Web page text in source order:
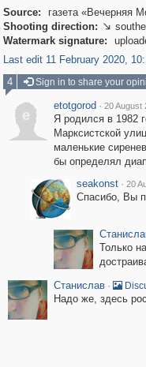
Source:
газета «Вечерняя
Shooting direction: 
Watermark signature:
Last edit 11 February 2020,
4
Sign in to share your
e
etotgorod · 20 August
Я родился в 1982
Марксистской
маленькие
бы определял
seakonst · 20
Спасибо, Вы
Только
Станислав ·
Надо же, здесь